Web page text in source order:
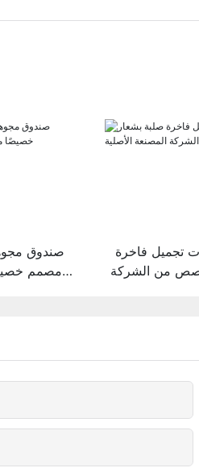
صندوق
مصمم
تجميل فاخرة
من الشركة